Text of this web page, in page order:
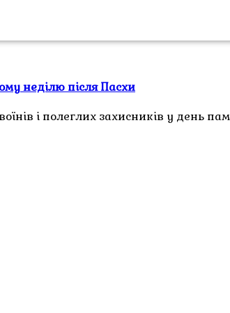
неділю після Пасхи
і полеглих захисників у день